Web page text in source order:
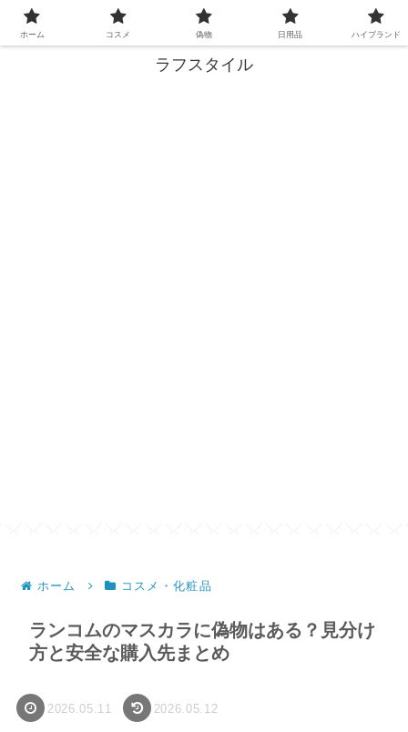
失敗しない買い物、ここで解決！
ラフスタイル
ホーム コスメ・化粧品
ランコムのマスカラに偽物はある？見分け
方と安全な購入先まとめ
2026.05.11 2026.05.12
ホーム コスメ 偽物 日用品 ハイブランド